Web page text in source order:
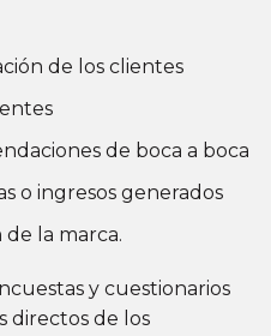
de los clientes
de boca a boca
o ingresos generados
la marca.
y cuestionarios
directos de los